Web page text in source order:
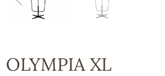
OLYMPIA XL